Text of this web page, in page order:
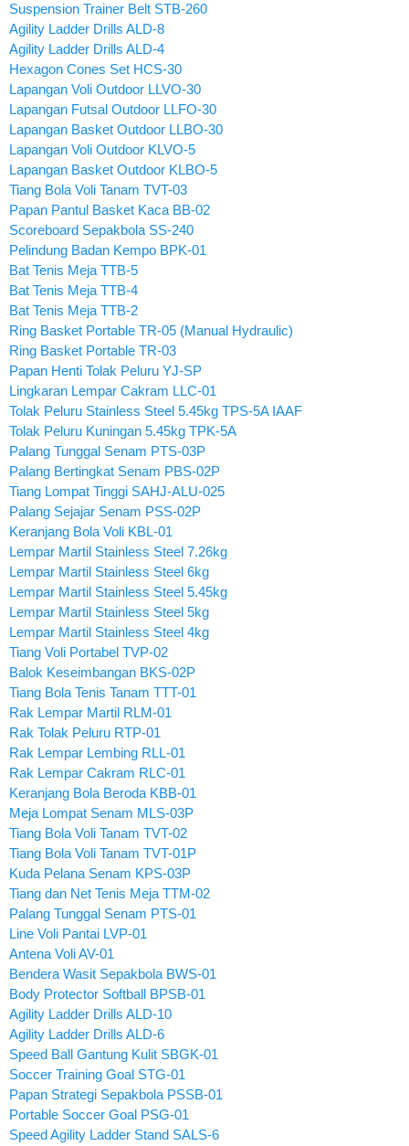
Suspension Trainer Belt STB-260
Agility Ladder Drills ALD-8
Agility Ladder Drills ALD-4
Hexagon Cones Set HCS-30
Lapangan Voli Outdoor LLVO-30
Lapangan Futsal Outdoor LLFO-30
Lapangan Basket Outdoor LLBO-30
Lapangan Voli Outdoor KLVO-5
Lapangan Basket Outdoor KLBO-5
Tiang Bola Voli Tanam TVT-03
Papan Pantul Basket Kaca BB-02
Scoreboard Sepakbola SS-240
Pelindung Badan Kempo BPK-01
Bat Tenis Meja TTB-5
Bat Tenis Meja TTB-4
Bat Tenis Meja TTB-2
Ring Basket Portable TR-05 (Manual Hydraulic)
Ring Basket Portable TR-03
Papan Henti Tolak Peluru YJ-SP
Lingkaran Lempar Cakram LLC-01
Tolak Peluru Stainless Steel 5.45kg TPS-5A IAAF
Tolak Peluru Kuningan 5.45kg TPK-5A
Palang Tunggal Senam PTS-03P
Palang Bertingkat Senam PBS-02P
Tiang Lompat Tinggi SAHJ-ALU-025
Palang Sejajar Senam PSS-02P
Keranjang Bola Voli KBL-01
Lempar Martil Stainless Steel 7.26kg
Lempar Martil Stainless Steel 6kg
Lempar Martil Stainless Steel 5.45kg
Lempar Martil Stainless Steel 5kg
Lempar Martil Stainless Steel 4kg
Tiang Voli Portabel TVP-02
Balok Keseimbangan BKS-02P
Tiang Bola Tenis Tanam TTT-01
Rak Lempar Martil RLM-01
Rak Tolak Peluru RTP-01
Rak Lempar Lembing RLL-01
Rak Lempar Cakram RLC-01
Keranjang Bola Beroda KBB-01
Meja Lompat Senam MLS-03P
Tiang Bola Voli Tanam TVT-02
Tiang Bola Voli Tanam TVT-01P
Kuda Pelana Senam KPS-03P
Tiang dan Net Tenis Meja TTM-02
Palang Tunggal Senam PTS-01
Line Voli Pantai LVP-01
Antena Voli AV-01
Bendera Wasit Sepakbola BWS-01
Body Protector Softball BPSB-01
Agility Ladder Drills ALD-10
Agility Ladder Drills ALD-6
Speed Ball Gantung Kulit SBGK-01
Soccer Training Goal STG-01
Papan Strategi Sepakbola PSSB-01
Portable Soccer Goal PSG-01
Speed Agility Ladder Stand SALS-6